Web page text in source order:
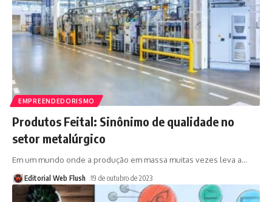
EMPREENDEDORISMO
Produtos Feital: Sinônimo de qualidade no
setor metalúrgico
Em um mundo onde a produção em massa muitas vezes leva a…
Editorial Web Flush 19 de outubro de 2023